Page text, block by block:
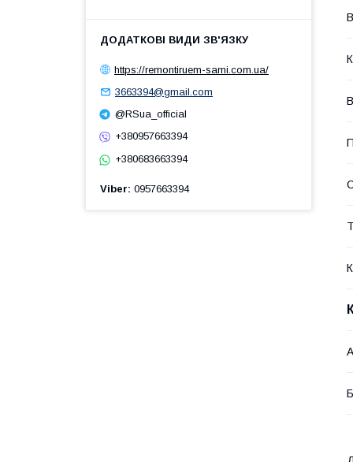
https://remontiruem-sami.com.ua/
3663394@gmail.com
@RSua_official
+380957663394
+380683663394
Viber 0957663394